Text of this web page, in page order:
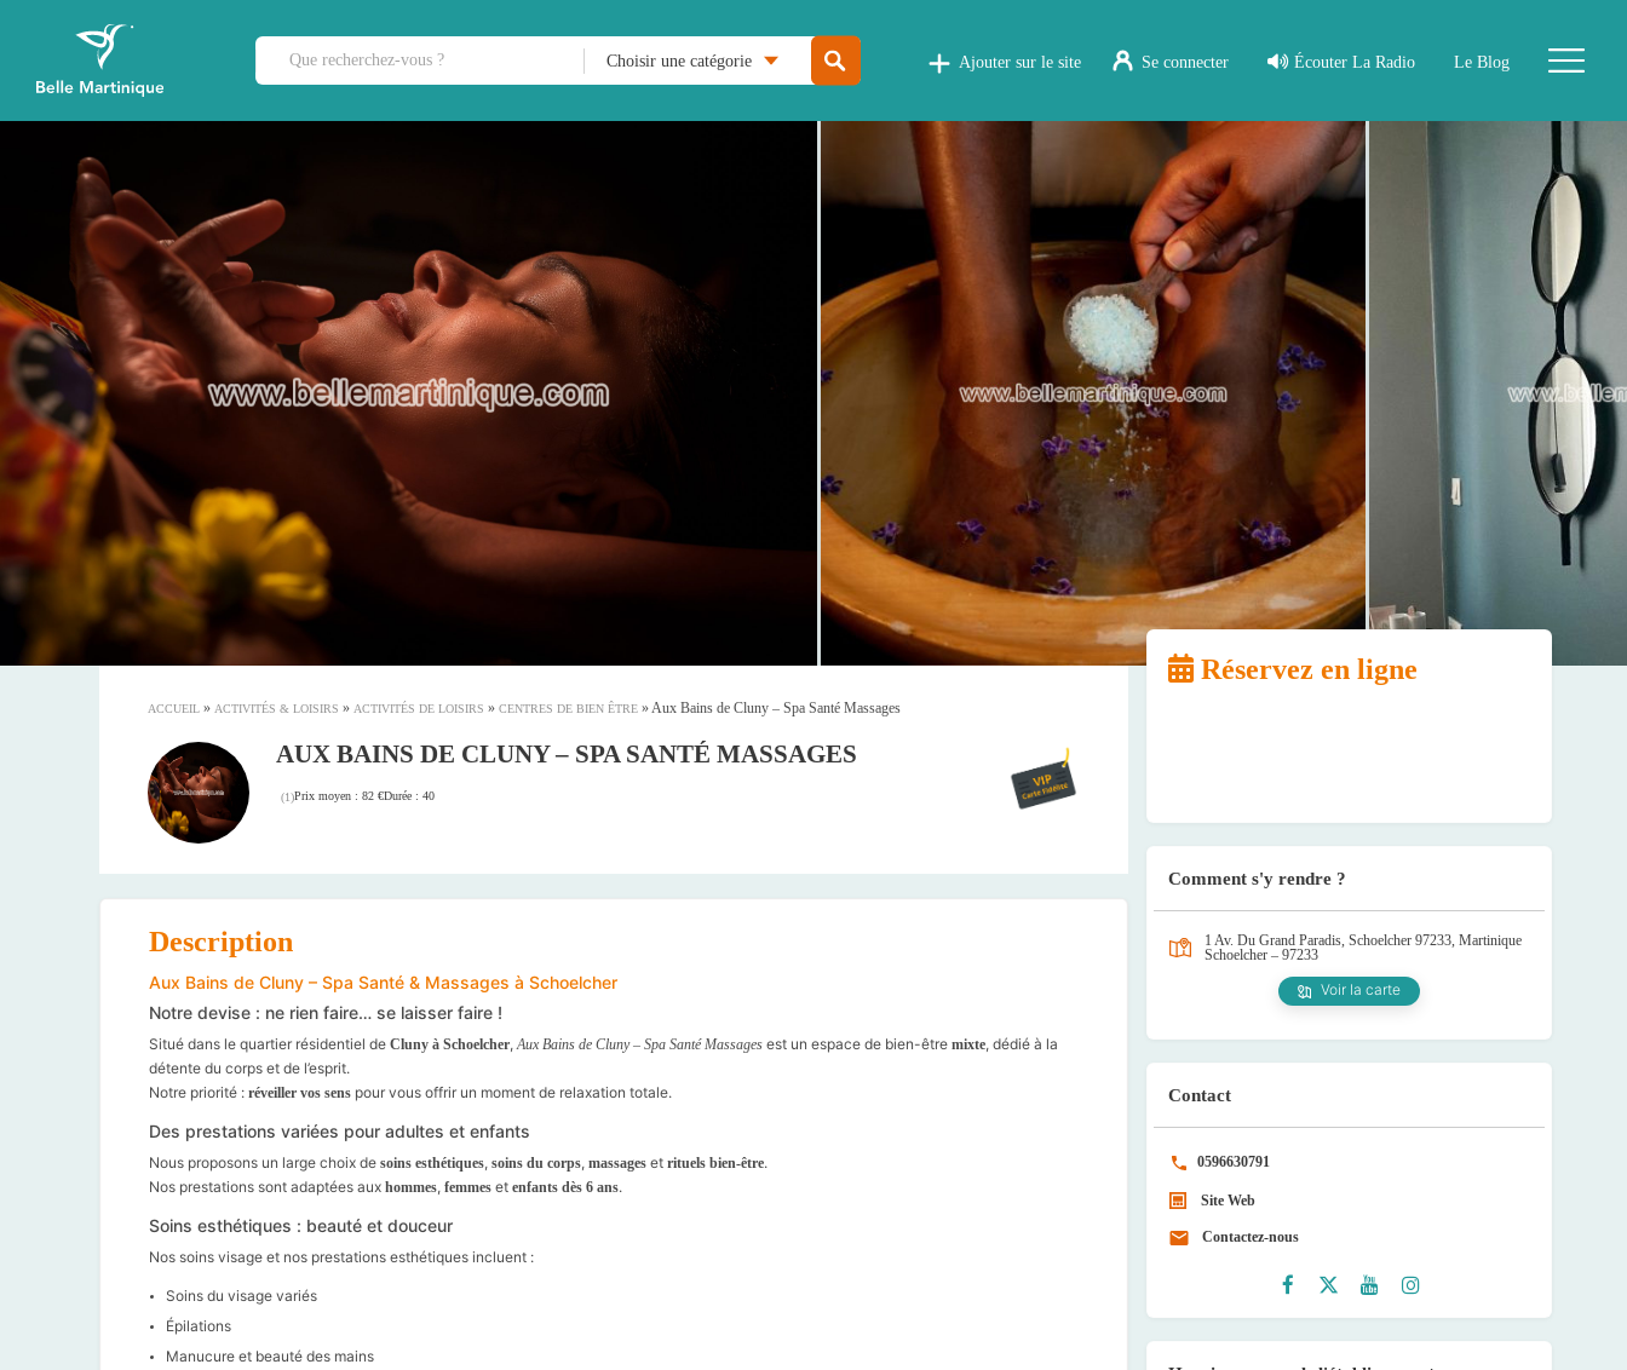
Choisir une catégorie Ajouter sur le site Se connecter Écouter La Radio Le Blog
ACCUEIL » ACTIVITÉS & LOISIRS » ACTIVITÉS DE LOISIRS » CENTRES DE BIEN ÊTRE »Aux Bains de Cluny – Spa Santé Massages
AUX BAINS DE CLUNY – SPA SANTÉ MASSAGES
(1)Prix moyen : 82 €Durée : 40
Description
Aux Bains de Cluny – Spa Santé & Massages à Schoelcher
Notre devise : ne rien faire… se laisser faire !
Situé dans le quartier résidentiel de Cluny à Schoelcher Aux Bains de Cluny – Spa Santé Massages est un espace de bien-être mixte , dédié à la
détente du corps et de l’esprit.
Notre priorité : réveiller vos sens pour vous offrir un moment de relaxation totale.
Des prestations variées pour adultes et enfants
Nous proposons un large choix de soins esthétiques soins du corps massages et rituels bien-être.
Nos prestations sont adaptées aux hommes femmes et enfants dès 6 ans.
Soins esthétiques : beauté et douceur
Nos soins visage et nos prestations esthétiques incluent :
Soins du visage variés
Épilations
Manucure et beauté des mains
Réservez en ligne
Comment s'y rendre ?
1 Av. Du Grand Paradis, Schoelcher 97233, Martinique
Schoelcher – 97233
Voir la carte
Contact
0596630791
Site Web
Contactez-nous